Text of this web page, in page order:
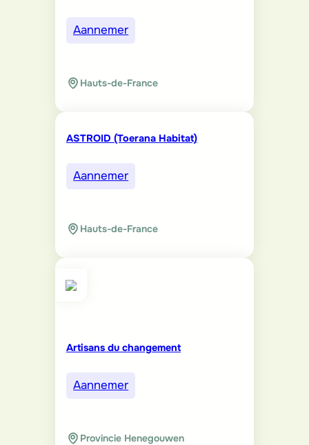
Aannemer
Hauts-de-France
ASTROID (Toerana Habitat)
Aannemer
Hauts-de-France
Artisans du changement
Aannemer
Provincie Henegouwen